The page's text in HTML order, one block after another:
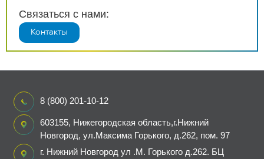
Связаться с нами:
Контакты
8 (800) 201-10-12
603155, Нижегородская область,г.Нижний
Новгород, ул.Максима Горького, д.262, пом. 97
г. Нижний Новгород ул .М. Горького д.262. БЦ